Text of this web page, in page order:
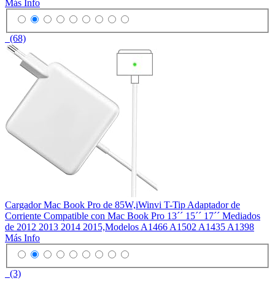
Más Info
(68)
Cargador Mac Book Pro de 85W,iWinvi T-Tip Adaptador de
Corriente Compatible con Mac Book Pro 13´´ 15´´ 17´´ Mediados
de 2012 2013 2014 2015,Modelos A1466 A1502 A1435 A1398
Más Info
(3)